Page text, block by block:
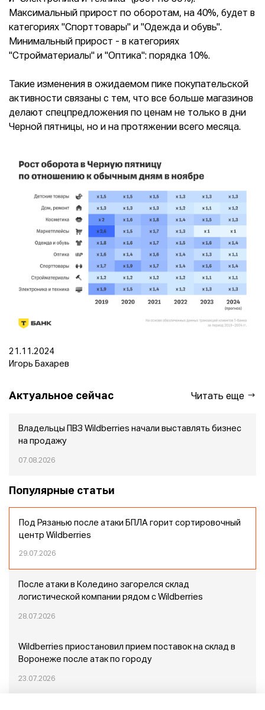
Максимальный прирост по оборотам, на 40%, будет в
категориях "Спорттовары" и "Одежда и обувь".
Минимальный прирост - в категориях
"Стройматериалы" и "Оптика": порядка 10%.
Такие изменения в ожидаемом пике покупательской
активности связаны с тем, что все больше магазинов
делают спецпредложения по ценам не только в дни
Черной пятницы, но и на протяжении всего месяца.
21.11.2024
Игорь Бахарев
Актуальное сейчас Читать еще
Владельцы ПВЗ Wildberries начали выставлять бизнес
на продажу
07.08.2026
Популярные статьи
Под Рязанью после атаки БПЛА горит сортировочный
центр Wildberries
29.07.2026
После атаки в Коледино загорелся склад
логистической компании рядом с Wildberries
28.07.2026
Wildberries приостановил прием поставок на склад в
Воронеже после атак по городу
23.07.2026